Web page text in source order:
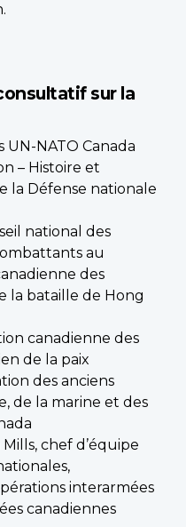
sur la
UN-NATO Canada
– Histoire et
la Défense nationale
national des
au
des
la bataille de Hong
canadienne des
de la paix
des anciens
de la marine et des
chef d’équipe
interarmées
canadiennes